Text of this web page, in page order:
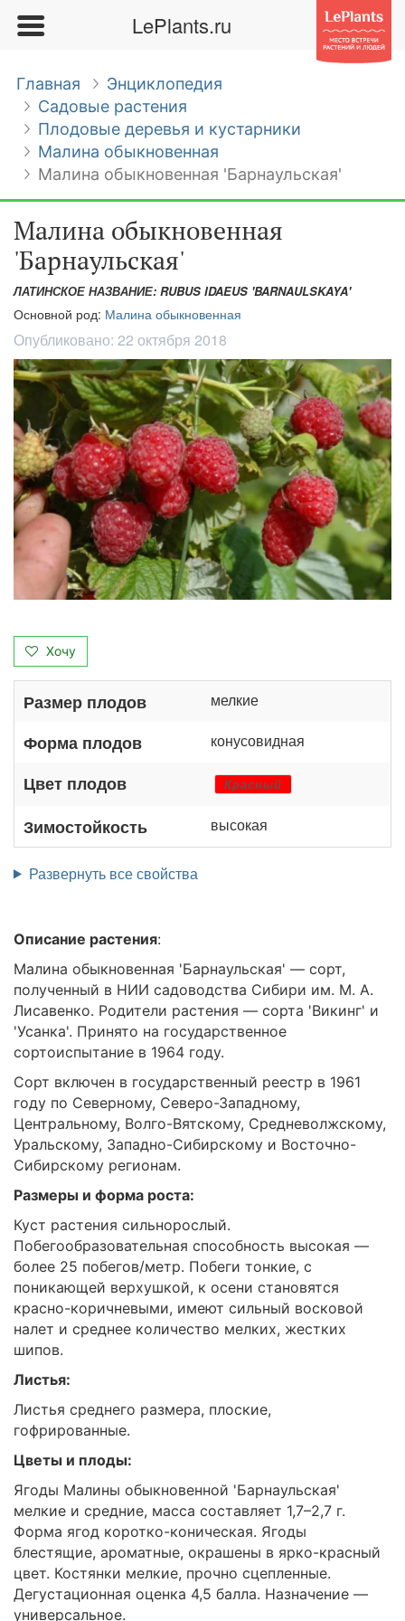
LePlants.ru
Главная
Энциклопедия
Садовые растения
Плодовые деревья и кустарники
Малина обыкновенная
Малина обыкновенная 'Барнаульская'
Малина обыкновенная
'Барнаульская'
ЛАТИНСКОЕ НАЗВАНИЕ: RUBUS IDAEUS 'BARNAULSKAYA'
Основной род: Малина обыкновенная
Опубликовано: 22 октября 2018
Хочу
Размер плодов мелкие
Форма плодов конусовидная
Цвет плодов Красный
Зимостойкость высокая
Развернуть все свойства
Описание растения:
Малина обыкновенная 'Барнаульская' — сорт,
полученный в НИИ садоводства Сибири им. М. А.
Лисавенко. Родители растения — сорта 'Викинг' и
'Усанка'. Принято на государственное
сортоиспытание в 1964 году.
Сорт включен в государственный реестр в 1961
году по Северному, Северо-Западному,
Центральному, Волго-Вятскому, Средневолжскому,
Уральскому, Западно-Сибирскому и Восточно-
Сибирскому регионам.
Размеры и форма роста:
Куст растения сильнорослый.
Побегообразовательная способность высокая —
более 25 побегов/метр. Побеги тонкие, с
поникающей верхушкой, к осени становятся
красно-коричневыми, имеют сильный восковой
налет и среднее количество мелких, жестких
шипов.
Листья:
Листья среднего размера, плоские,
гофрированные.
Цветы и плоды:
Ягоды Малины обыкновенной 'Барнаульская'
мелкие и средние, масса составляет 1,7–2,7 г.
Форма ягод коротко-коническая. Ягоды
блестящие, ароматные, окрашены в ярко-красный
цвет. Костянки мелкие, прочно сцепленные.
Дегустационная оценка 4,5 балла. Назначение —
универсальное.